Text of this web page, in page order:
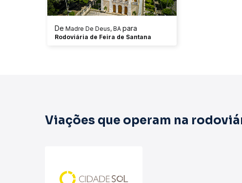
De Madre De Deus, BA para
Rodoviária de Feira de Santana
Viações que operam na